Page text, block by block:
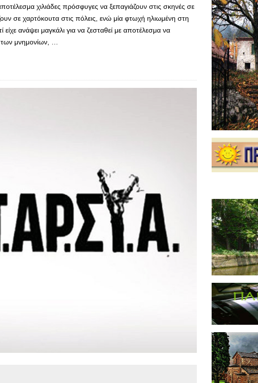
χιλιάδες πρόσφυγες να ξεπαγιάζουν στις σκηνές σε
σε χαρτόκουτα στις πόλεις, ενώ μία φτωχή ηλιωμένη στη
ανάψει μαγκάλι για να ζεσταθεί με αποτέλεσμα να
των μνημονίων, …